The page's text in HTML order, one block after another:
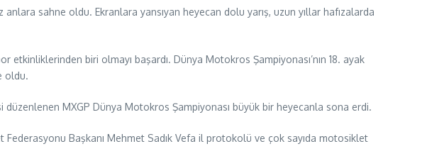
sahne oldu. Ekranlara yansıyan heyecan dolu yarış, uzun yıllar hafızalarda
biri olmayı başardı. Dünya Motokros Şampiyonası’nın 18. ayak
oldu.
MXGP Dünya Motokros Şampiyonası büyük bir heyecanla sona erdi.
Federasyonu Başkanı Mehmet Sadık Vefa il protokolü ve çok sayıda motosiklet